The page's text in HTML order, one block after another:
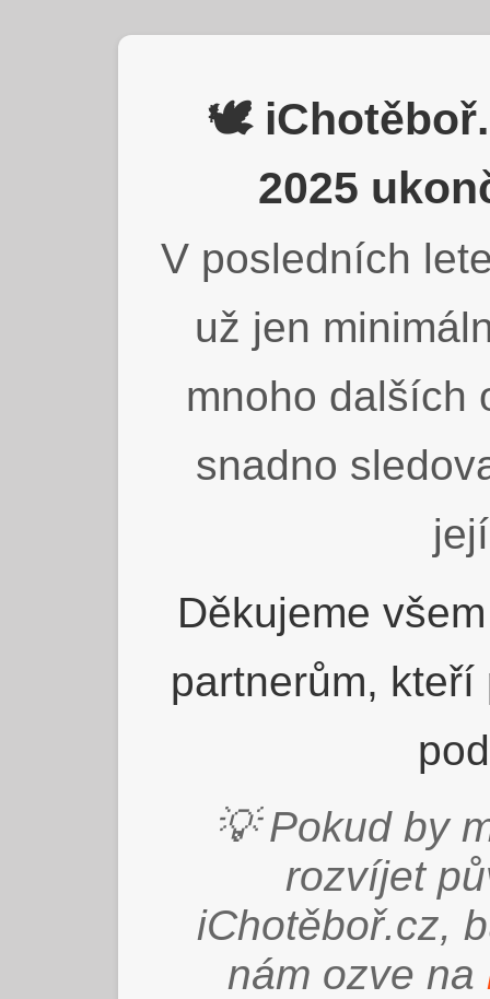
🕊️
2025
V posledních
už jen
mnoho dalších
snadno
Děkujeme
partnerům,
💡 Pokud by
rozvíjet
iChotěboř.cz,
nám ozve na